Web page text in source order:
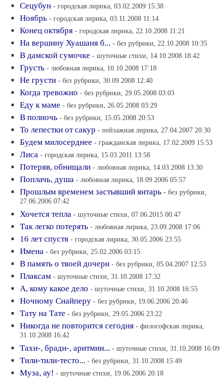
Сецубун - городская лирика, 03.02.2009 15:38
Ноябрь - городская лирика, 03.11.2008 11:14
Конец октября - городская лирика, 22.10.2008 11:21
На вершину Хуашаня б... - без рубрики, 22.10.2008 10:35
В дамской сумочке - шуточные стихи, 14.10.2008 18:42
Грусть - любовная лирика, 10.10.2008 17:18
Не грусти - без рубрики, 30.09.2008 12:40
Когда тревожно - без рубрики, 29.05.2008 03:03
Еду к маме - без рубрики, 26.05.2008 03:29
В полночь - без рубрики, 15.05.2008 20:53
То лепестки от сакур - пейзажная лирика, 27.04.2007 20:30
Будем милосерднее - гражданская лирика, 17.02.2009 15:53
Лиса - городская лирика, 15.03.2011 13:58
Потеряв, обнищали - любовная лирика, 14.03.2008 13:30
Поплачь, душа - любовная лирика, 18.09.2006 05:57
Прошлым временем застывший янтарь - без рубрики,
27.06.2006 07:42
Хочется тепла - шуточные стихи, 07.06.2015 00:47
Так легко потерять - любовная лирика, 23.09.2008 17:06
16 лет спустя - городская лирика, 30.05.2006 23:55
Имена - без рубрики, 25.02.2006 03:15
В память о твоей дочери - без рубрики, 05.04.2007 12:53
Плаксам - шуточные стихи, 31.10.2008 17:32
А, кому какое дело - шуточные стихи, 31.10.2008 16:55
Ночному Снайперу - без рубрики, 19.06.2006 20:46
Тату на Тaте - без рубрики, 29.05.2006 23:22
Никогда не повторится сегодня - философская лирика,
31.10.2008 16:42
Тахи-, бради-, аритмии... - шуточные стихи, 31.10.2008 16:09
Тили-тили-тесто... - без рубрики, 31.10.2008 15:49
Муза, ау! - шуточные стихи, 19.06.2006 20:18